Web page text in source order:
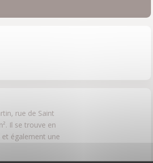
rue de Saint
Il se trouve en
également une